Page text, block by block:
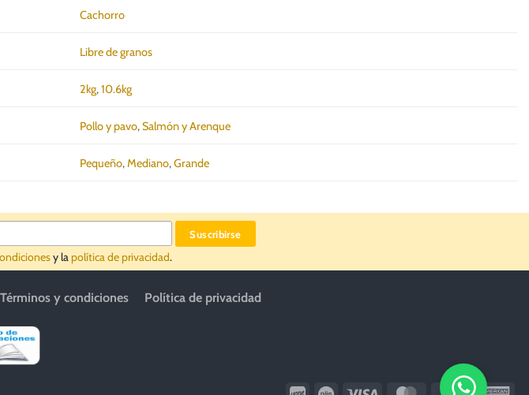
Cachorro
Libre de granos
2kg,10.6kg
Pollo y pavo,Salmón y Arenque
Pequeño,Mediano,Grande
y lapolítica de privacidad.
Términos y condiciones Política de privacidad